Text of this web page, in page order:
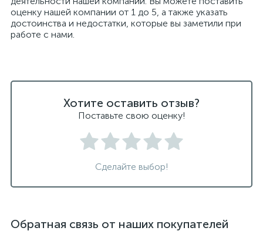
оценку нашей компании от 1 до 5, а также указать
достоинства и недостатки, которые вы заметили при
работе с нами.
Хотите оставить отзыв?
Поставьте свою оценку!
Сделайте выбор!
Обратная связь от наших покупателей